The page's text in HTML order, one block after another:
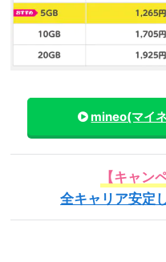
mineo(マイ
【キャン
全キャリア安定